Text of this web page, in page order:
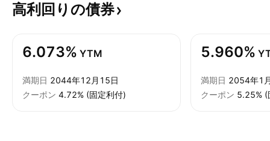
高利回りの債券
6.073% YTM
満期日 2044年12月15日
クーポン 4.72% (固定利付)
5.960%
満期日 2054年1
クーポン 5.25% (